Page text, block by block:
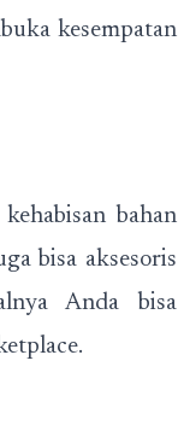
kesempatan
bahan
bisa aksesoris
Anda bisa